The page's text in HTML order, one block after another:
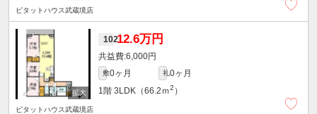
ピタットハウス武蔵境店
10212.6万円
6,000円
敷0ヶ月 礼0ヶ月
1階 3LDK（66.2ｍ2 ）
ピタットハウス武蔵境店